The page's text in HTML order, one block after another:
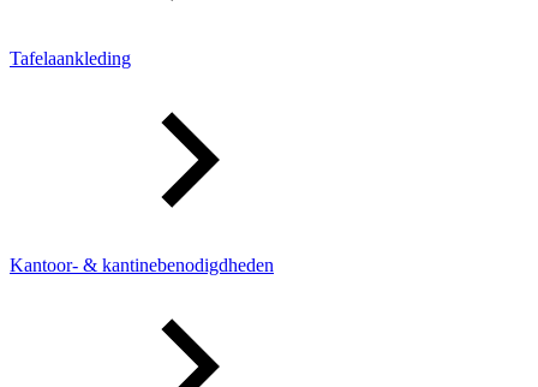
Tafelaankleding
Kantoor- & kantinebenodigdheden